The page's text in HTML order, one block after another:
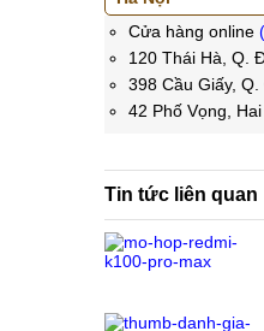
Cửa hàng online
120 Thái Hà, Q.
398 Cầu Giấy, Q.
42 Phố Vọng,
Tin tức liên quan